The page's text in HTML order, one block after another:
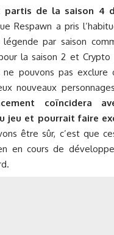
de la saison 4
Respawn a pris
légende par saison
la saison 2 et Crypto
ne pouvons pas exclure
nouveaux
coïncidera
jeu et pourrait faire
être sûr, c’est que
en cours de